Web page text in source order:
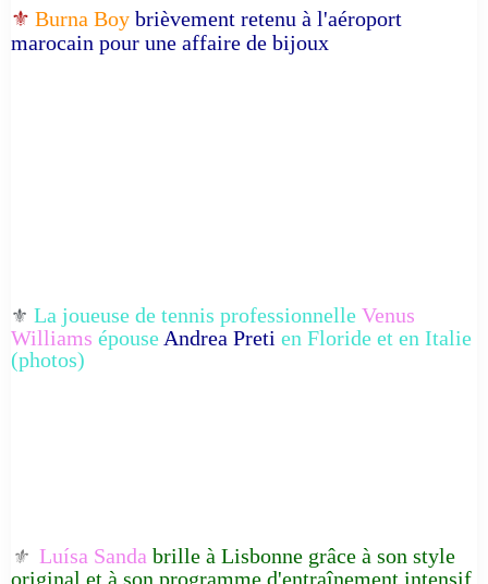
⚜️ Burna Boy brièvement retenu à l'aéroport
marocain pour une affaire de bijoux
⚜️ La joueuse de tennis professionnelle Venus
Williams épouse Andrea Preti en Floride et en Italie
(photos)
⚜️ Luísa Sanda brille à Lisbonne grâce à son style
original et à son programme d'entraînement intensif.